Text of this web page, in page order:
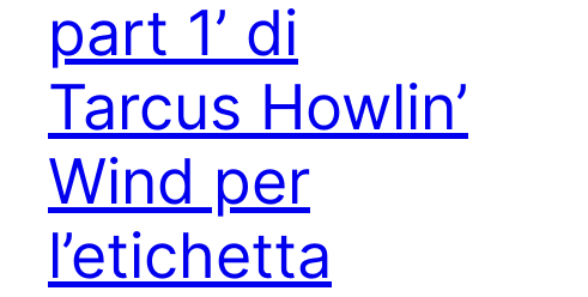
part 1’ di
Tarcus Howlin’
Wind per
l’etichetta